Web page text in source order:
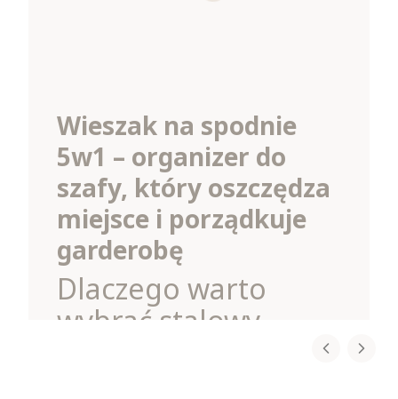
Wieszak na spodnie
5w1 – organizer do
szafy, który oszczędza
miejsce i porządkuje
garderobę
Dlaczego warto
wybrać stalowy
wieszak na spodnie?